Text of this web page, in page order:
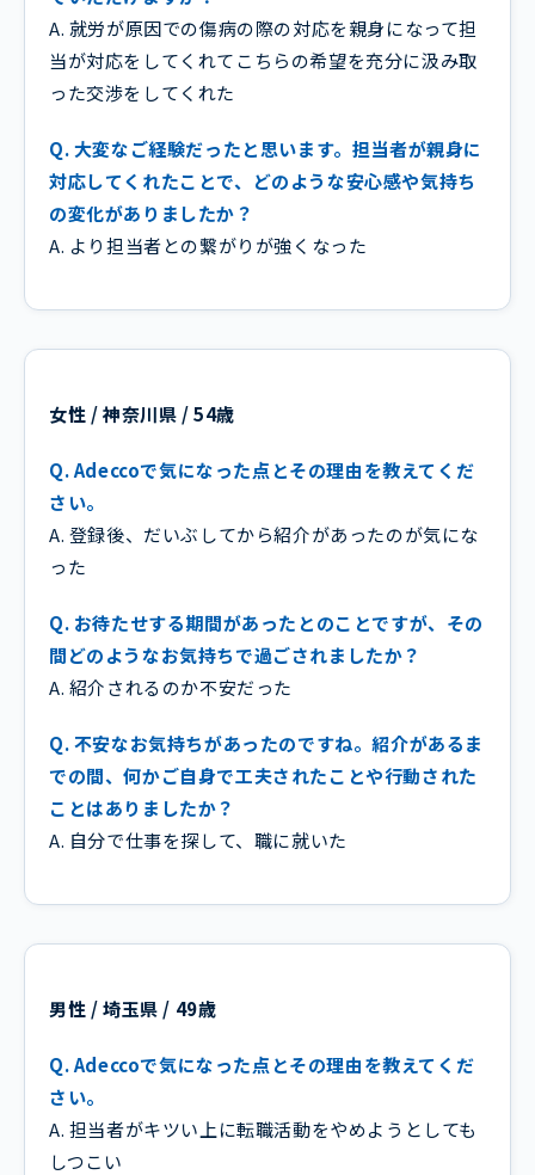
A. 就労が原因での傷病の際の対応を親身になって担
当が対応をしてくれてこちらの希望を充分に汲み取
った交渉をしてくれた
Q. 大変なご経験だったと思います。担当者が親身に
対応してくれたことで、どのような安心感や気持ち
の変化がありましたか？
A. より担当者との繋がりが強くなった
女性 / 神奈川県 / 54歳
Q. Adeccoで気になった点とその理由を教えてくだ
さい。
A. 登録後、だいぶしてから紹介があったのが気にな
った
Q. お待たせする期間があったとのことですが、その
間どのようなお気持ちで過ごされましたか？
A. 紹介されるのか不安だった
Q. 不安なお気持ちがあったのですね。紹介があるま
での間、何かご自身で工夫されたことや行動された
ことはありましたか？
A. 自分で仕事を探して、職に就いた
男性 / 埼玉県 / 49歳
Q. Adeccoで気になった点とその理由を教えてくだ
さい。
A. 担当者がキツい上に転職活動をやめようとしても
しつこい